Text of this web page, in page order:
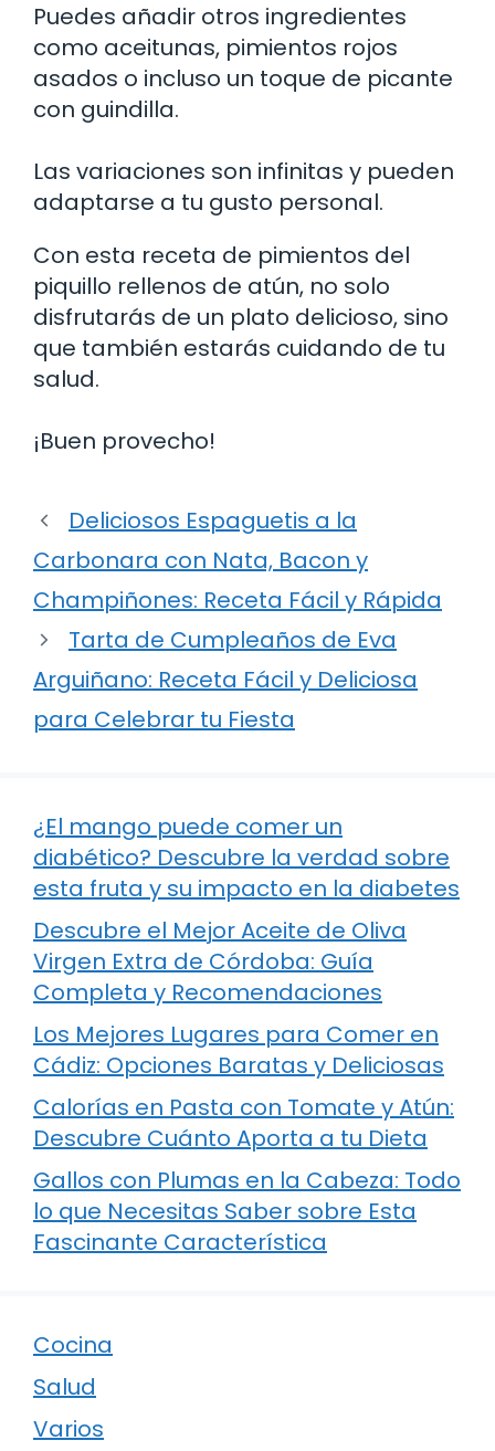
Puedes añadir otros ingredientes
como aceitunas, pimientos rojos
asados o incluso un toque de picante
con guindilla.
Las variaciones son infinitas y pueden
adaptarse a tu gusto personal.
Con esta receta de pimientos del
piquillo rellenos de atún, no solo
disfrutarás de un plato delicioso, sino
que también estarás cuidando de tu
salud.
¡Buen provecho!
Deliciosos Espaguetis a la
Carbonara con Nata, Bacon y
Champiñones: Receta Fácil y Rápida
Tarta de Cumpleaños de Eva
Arguiñano: Receta Fácil y Deliciosa
para Celebrar tu Fiesta
¿El mango puede comer un
diabético? Descubre la verdad sobre
esta fruta y su impacto en la diabetes
Descubre el Mejor Aceite de Oliva
Virgen Extra de Córdoba: Guía
Completa y Recomendaciones
Los Mejores Lugares para Comer en
Cádiz: Opciones Baratas y Deliciosas
Calorías en Pasta con Tomate y Atún:
Descubre Cuánto Aporta a tu Dieta
Gallos con Plumas en la Cabeza: Todo
lo que Necesitas Saber sobre Esta
Fascinante Característica
Cocina
Salud
Varios